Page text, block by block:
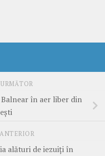
în aer liber din
alături de iezuiţi în